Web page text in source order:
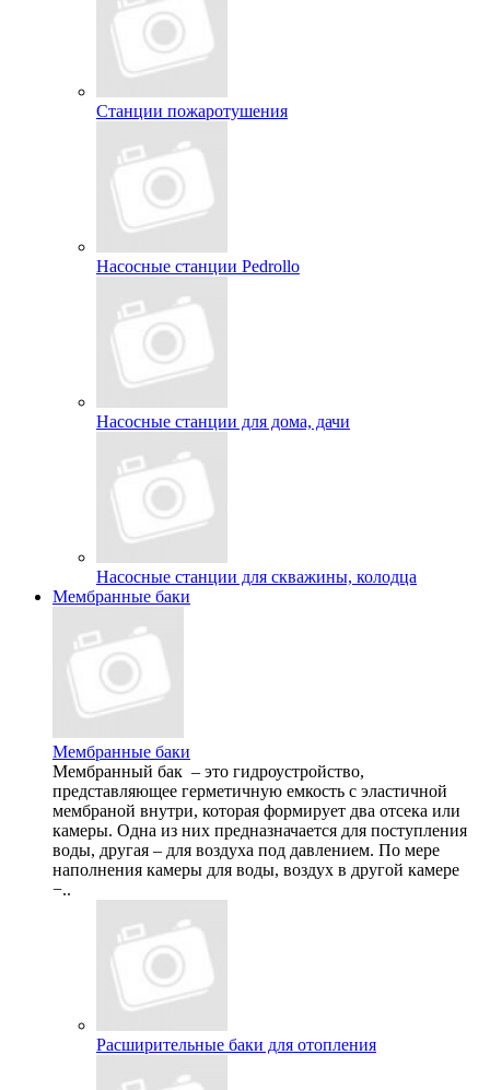
Станции пожаротушения
Насосные станции Pedrollo
Насосные станции для дома, дачи
Насосные станции для скважины, колодца
Мембранные баки
Мембранные баки
Мембранный бак – это гидроустройство,
представляющее герметичную емкость с эластичной
мембраной внутри, которая формирует два отсека или
камеры. Одна из них предназначается для поступления
воды, другая – для воздуха под давлением. По мере
наполнения камеры для воды, воздух в другой камере
−..
Расширительные баки для отопления